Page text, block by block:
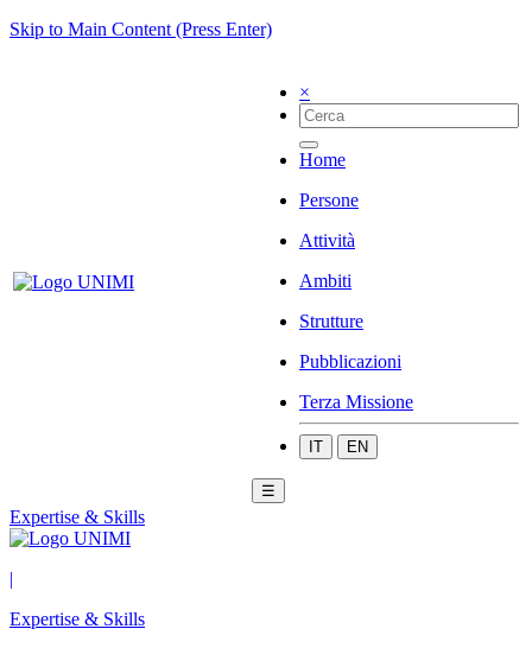
Skip to Main Content (Press Enter)
×
Home
Persone
Attività
Ambiti
Strutture
Pubblicazioni
Terza Missione
IT EN
☰
Expertise & Skills
|
Expertise & Skills